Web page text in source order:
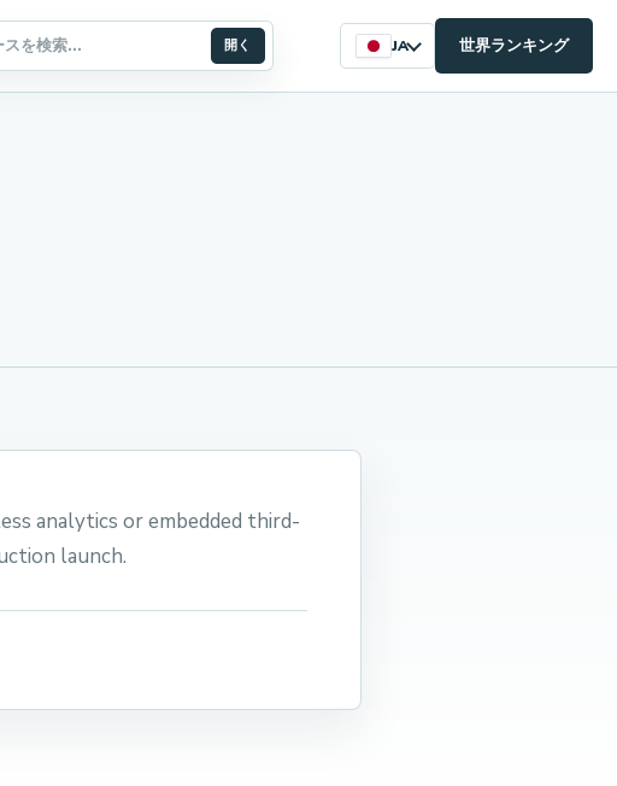
開く JA 世界ランキング
analytics or embedded third-
launch.